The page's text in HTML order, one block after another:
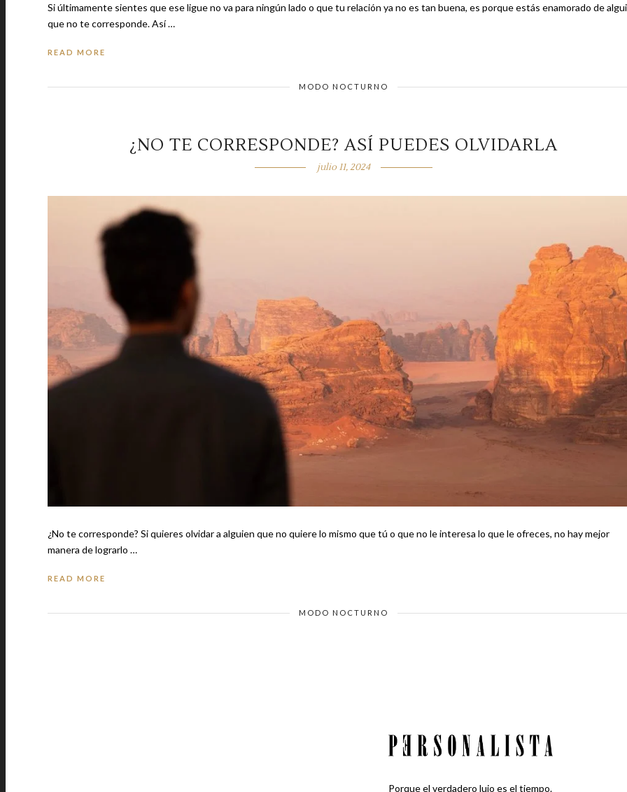
Si últimamente sientes que ese ligue no va para ningún lado o que tu relación ya no es tan buena, es porque estás enamorado de
que no te corresponde. Así …
READ MORE
MODO NOCTURNO
¿NO TE CORRESPONDE? ASÍ PUEDES OLVIDARLA
julio 11, 2024
¿No te corresponde? Si quieres olvidar a alguien que no quiere lo mismo que tú o que no le interesa lo que le ofreces, no hay mejor
manera de lograrlo …
READ MORE
MODO NOCTURNO
Porque el verdadero lujo es el tiempo.